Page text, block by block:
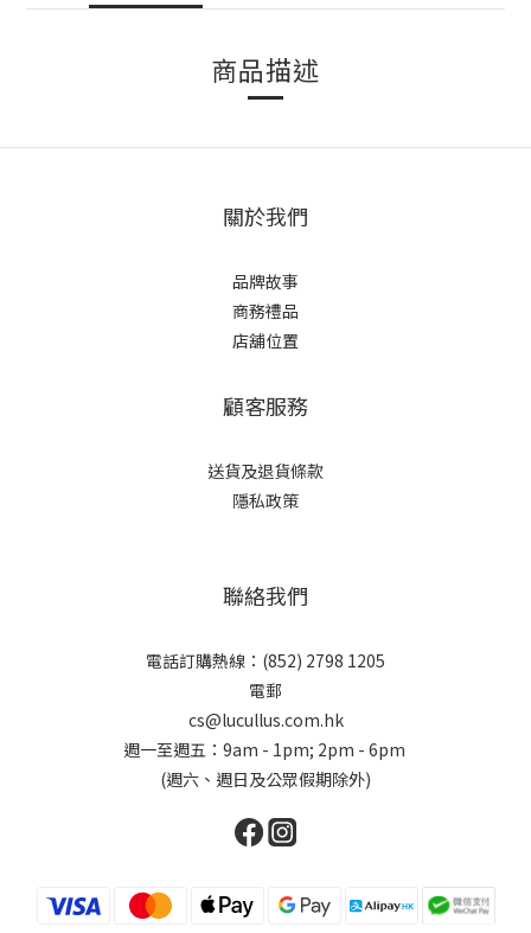
商品描述
關於我們
品牌故事
商務禮品
店舖位置
顧客服務
送貨及退貨條款
隱私政策
聯絡我們
電話訂購熱線：(852) 2798 1205
電郵
cs@lucullus.com.hk
週一至週五：9am - 1pm; 2pm - 6pm
(週六、週日及公眾假期除外)